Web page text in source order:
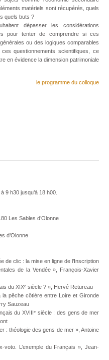
matériels sont récupérés, quels
quels buts ?
dépasser les considérations
pour tenter de comprendre si ces
ou des logiques comparables
questionnements scientifiques, ce
en évidence la dimension patrimoniale
le programme du colloque
h30 jusqu’à 18 h00.
Les Sables d’Olonne
d’Olonne
clic : la mise en ligne de l’Inscription
de la Vendée », François-Xavier
du XIXᵉ siècle ? », Hervé Retureau
pêche côtière entre Loire et Gironde
Sauzeau
du XVIIIᵉ siècle : des gens de mer
théologie des gens de mer », Antoine
L’exemple du Français », Jean-